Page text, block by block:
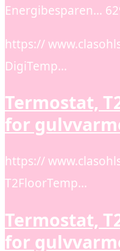
Energibesparen…
https://
DigiTemp…
Termostat,
for
https://
T2FloorTemp…
Termostat,
for